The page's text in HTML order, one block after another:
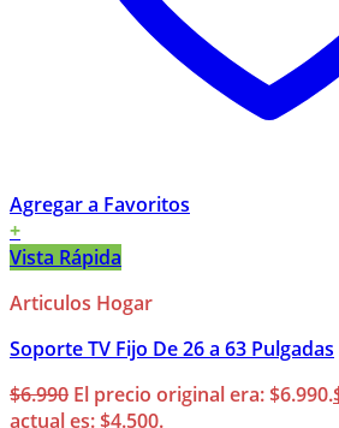
Agregar a Favoritos
+
Vista Rápida
Articulos Hogar
Soporte TV Fijo De 26 a 63 Pulgadas
$6.990 El precio original era: $6.990.
actual es: $4.500.